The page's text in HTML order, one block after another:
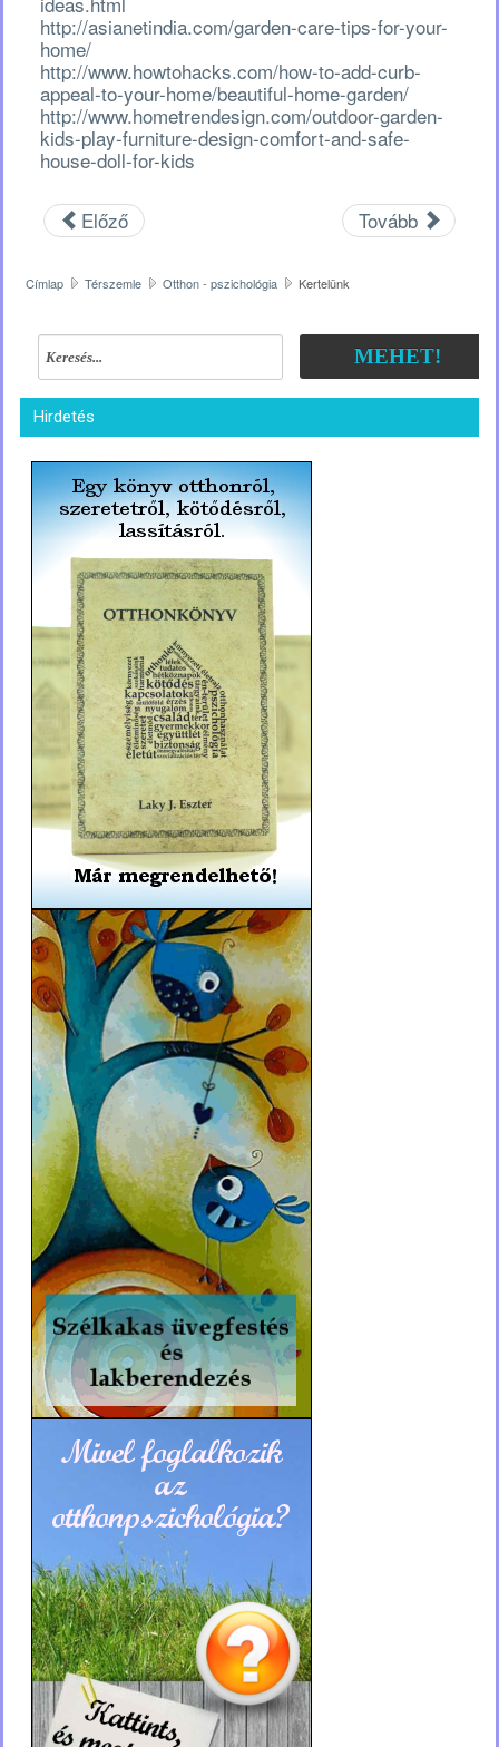
http://asianetindia.com/garden-care-tips-for-your-
home/
http://www.howtohacks.com/how-to-add-curb-
appeal-to-your-home/beautiful-home-garden/
http://www.hometrendesign.com/outdoor-garden-
kids-play-furniture-design-comfort-and-safe-
house-doll-for-kids
Előző Tovább
Címlap Térszemle Otthon - pszichológia Kertelünk
MEHET!
Hirdetés